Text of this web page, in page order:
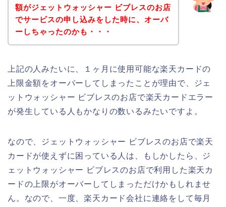
額がジェットウォッシャー ビブレスのお店
でサービスの申し込みをした時に、オーバ
ーしちゃったのかも・・・
上記の人みたいに、１ヶ月に使用可能な楽天カードの
上限金額をオーバーしてしまったことが理由で、ジェ
ットウォッシャー ビブレスのお店で楽天カードエラー
が発生している人もかなりの数いるみたいですよ。
なので、ジェットウォッシャー ビブレスのお店で楽天
カードが使えずに困っている人は、もしかしたら、ジ
ェットウォッシャー ビブレスのお店で利用した楽天カ
ードの上限がオーバーしてしまっただけかもしれませ
ん。なので、一度、楽天カード会社に連絡をして毎月